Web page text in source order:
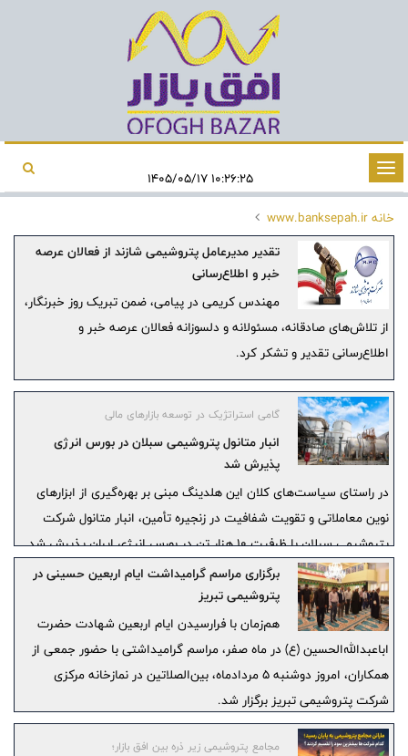
تغییر
وضعیت
ناوبری
۱۰:۲۶:۲۵ ۱۴۰۵/۰۵/۱۷
خانهwww.banksepah.ir
تقدیر مدیرعامل پتروشیمی شازند از فعالان عرصه
خبر و اطلاع‌رسانی
مهندس کریمی در پیامی، ضمن تبریک روز خبرنگار،
از تلاش‌های صادقانه، مسئولانه و دلسوزانه فعالان عرصه خبر و
اطلاع‌رسانی تقدیر و تشکر کرد.
گامی استراتژیک در توسعه بازارهای مالی
انبار متانول پتروشیمی سبلان در بورس انرژی
پذیرش شد
در راستای سیاست‌های کلان این هلدینگ مبنی بر بهره‌گیری از ابزارهای
نوین معاملاتی و تقویت شفافیت در زنجیره تأمین، انبار متانول شرکت
پتروشیمی سبلان با ظرفیت ۱۰ هزار تن در بورس انرژی ایران پذیرش شد.
برگزاری مراسم گرامیداشت ایام اربعین حسینی در
پتروشیمی تبریز
هم‌زمان با فرارسیدن ایام اربعین شهادت حضرت
اباعبدالله‌الحسین (ع) در ماه صفر، مراسم گرامیداشتی با حضور جمعی از
همکاران، امروز دوشنبه ۵ مردادماه، بین‌الصلاتین در نمازخانه مرکزی
شرکت پتروشیمی تبریز برگزار شد.
مجامع پتروشیمی زیر ذره بین افق بازار؛